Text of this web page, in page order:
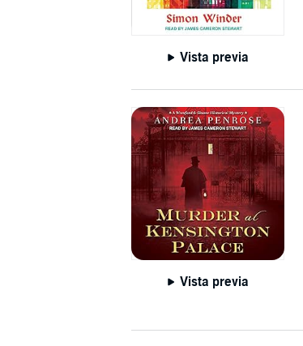
Vista previa
Vista previa